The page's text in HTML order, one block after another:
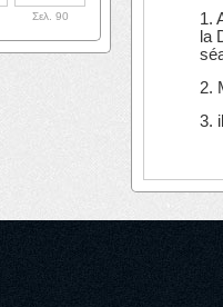
Σελ. 90
1.
la
2.
3.